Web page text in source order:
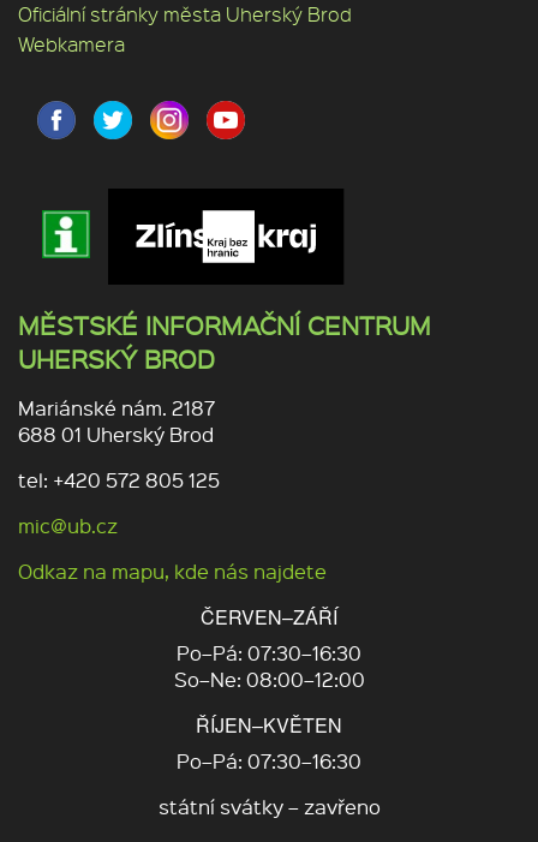
Oficiální stránky města Uherský Brod
Webkamera
MĚSTSKÉ INFORMAČNÍ CENTRUM
UHERSKÝ BROD
Mariánské nám. 2187
688 01 Uherský Brod
tel: +420 572 805 125
mic@ub.cz
Odkaz na mapu, kde nás najdete
ČERVEN–ZÁŘÍ
Po–Pá: 07:30–16:30
So–Ne: 08:00–12:00
ŘÍJEN–KVĚTEN
Po–Pá: 07:30–16:30
státní svátky – zavřeno